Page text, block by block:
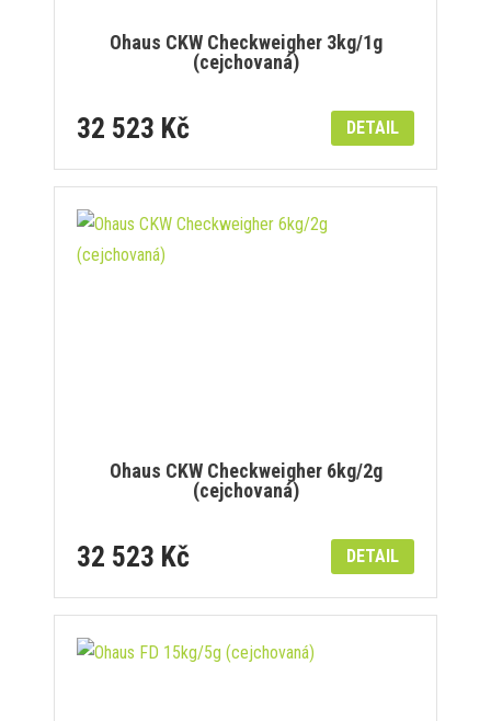
Ohaus CKW Checkweigher 3kg/1g
(cejchovaná)
32 523 Kč DETAIL
Ohaus CKW Checkweigher 6kg/2g
(cejchovaná)
32 523 Kč DETAIL